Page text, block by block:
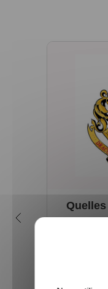
Depuis sa
plus encore
le